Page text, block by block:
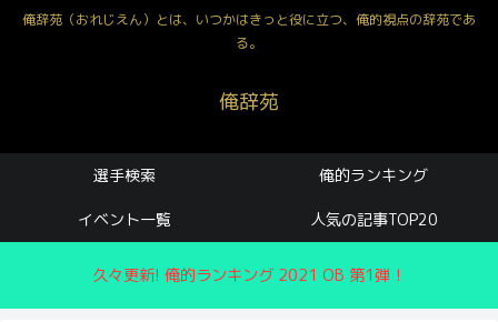
俺辞苑（おれじえん）とは、いつかはきっと役に立つ、俺的視点の辞苑であ
る。
俺辞苑
選手検索 俺的ランキング
イベント一覧 人気の記事TOP20
久々更新! 俺的ランキング 2021 OB 第1弾！